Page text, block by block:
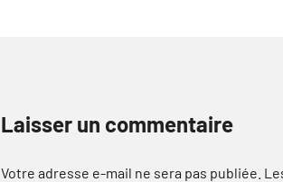
Laisser un commentaire
Votre adresse e-mail ne sera pas publiée.